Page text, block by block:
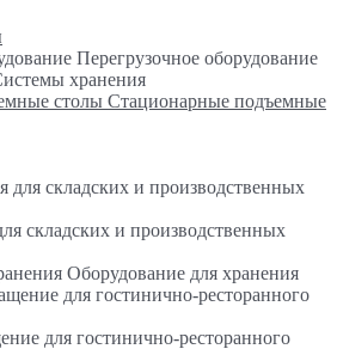
Перегрузочное оборудование
хранения
Стационарные подъемные
складских и производственных
Оборудование для хранения
для гостинично-ресторанного